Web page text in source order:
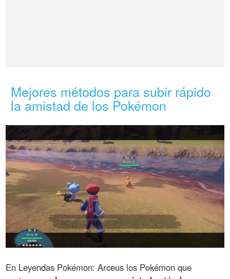
Mejores métodos para subir rápido
la amistad de los Pokémon
En Leyendas Pokémon: Arceus los Pokémon que